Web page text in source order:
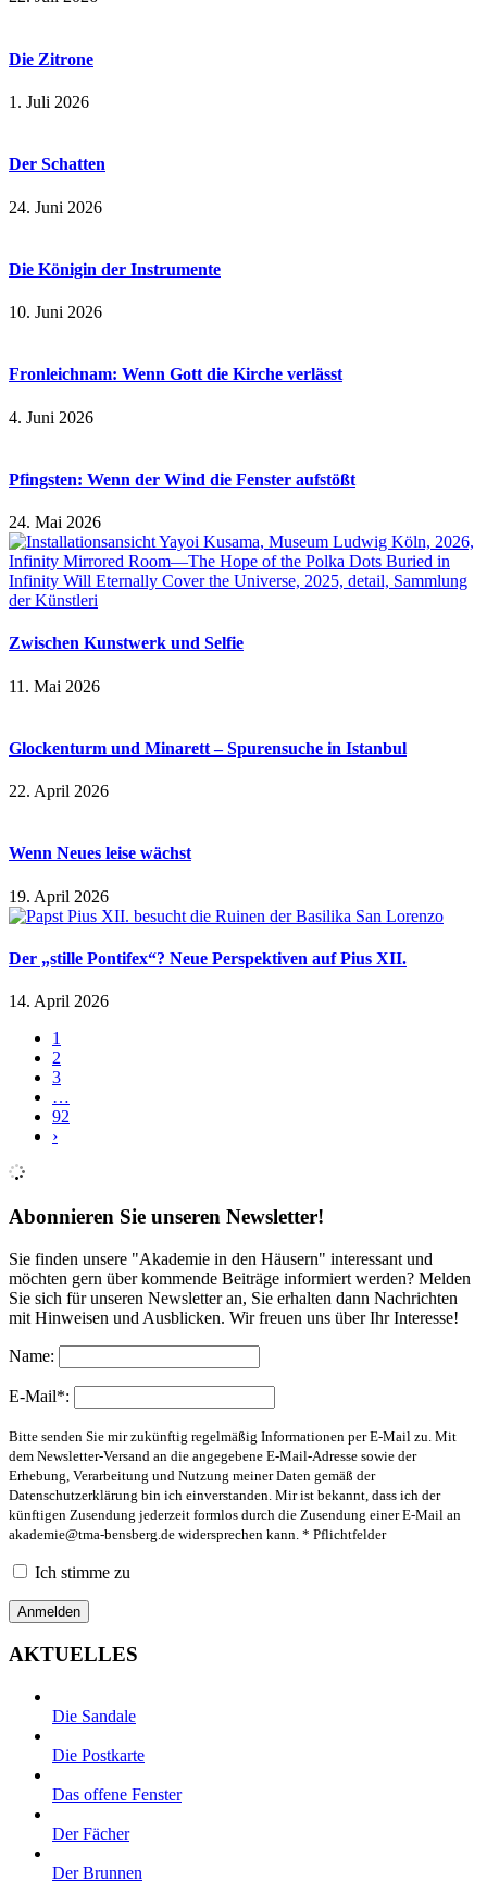
Die Zitrone
1. Juli 2026
Der Schatten
24. Juni 2026
Die Königin der Instrumente
10. Juni 2026
Fronleichnam: Wenn Gott die Kirche verlässt
4. Juni 2026
Pfingsten: Wenn der Wind die Fenster aufstößt
24. Mai 2026
Zwischen Kunstwerk und Selfie
11. Mai 2026
Glockenturm und Minarett – Spurensuche in Istanbul
22. April 2026
Wenn Neues leise wächst
19. April 2026
Der „stille Pontifex“? Neue Perspektiven auf Pius XII.
14. April 2026
1
2
3
…
92
›
Abonnieren Sie unseren Newsletter!
Sie finden unsere "Akademie in den Häusern" interessant und
möchten gern über kommende Beiträge informiert werden? Melden
Sie sich für unseren Newsletter an, Sie erhalten dann Nachrichten
mit Hinweisen und Ausblicken. Wir freuen uns über Ihr Interesse!
Name:
E-Mail*:
Bitte senden Sie mir zukünftig regelmäßig Informationen per E-Mail zu. Mit
dem Newsletter-Versand an die angegebene E-Mail-Adresse sowie der
Erhebung, Verarbeitung und Nutzung meiner Daten gemäß der
Datenschutzerklärung bin ich einverstanden. Mir ist bekannt, dass ich der
künftigen Zusendung jederzeit formlos durch die Zusendung einer E-Mail an
akademie@tma-bensberg.de widersprechen kann. * Pflichtfelder
Ich stimme zu
AKTUELLES
Die Sandale
Die Postkarte
Das offene Fenster
Der Fächer
Der Brunnen